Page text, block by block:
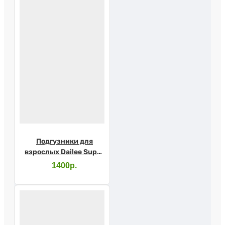
Подгузники для
взрослых Dailee Super
Medium №30
1400р.